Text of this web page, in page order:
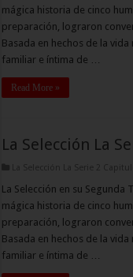
mágica historia de cinco
preparación, lograron
Basada en hechos de la
familiar e íntima de …
Read More »
La Selección La
La Selección La Serie 2 Capitulo
La Selección en su Segunda
mágica historia de cinco
preparación, lograron
Basada en hechos de la
familiar e íntima de …